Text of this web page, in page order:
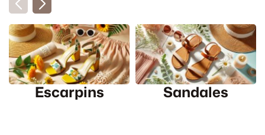
Cet été, les chaussures en toile se déclinent en plusieurs styles
pour satisfaire toutes vos envies :​
Espadrilles classiques: Ces modèles intemporels offrent
une allure décontractée et élégante, idéale pour les journées
ensoleillées.​
Baskets en toile rétro: Inspirées des années 80 et 90, ces
baskets arborent des lignes épurées et des couleurs sobres,
Escarpins Sandales